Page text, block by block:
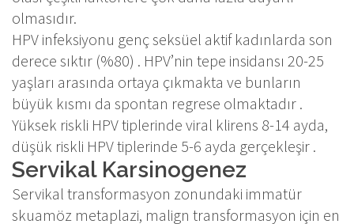
olmasıdır.
HPV infeksiyonu genç seksüel aktif kadınlarda son
derece sıktır (%80) . HPV’nin tepe insidansı 20-25
yaşları arasında ortaya çıkmakta ve bunların
büyük kısmı da spontan regrese olmaktadır .
Yüksek riskli HPV tiplerinde viral klirens 8-14 ayda,
düşük riskli HPV tiplerinde 5-6 ayda gerçekleşir .
Servikal Karsinogenez
Servikal transformasyon zonundaki immatür
skuamöz metaplazi, malign transformasyon için en